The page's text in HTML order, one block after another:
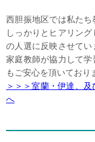
西胆振地区では私た
しっかりとヒアリン
の人選に反映させて
家庭教師が協力して
もご安心を頂いており
＞＞＞室蘭・伊達、
へ